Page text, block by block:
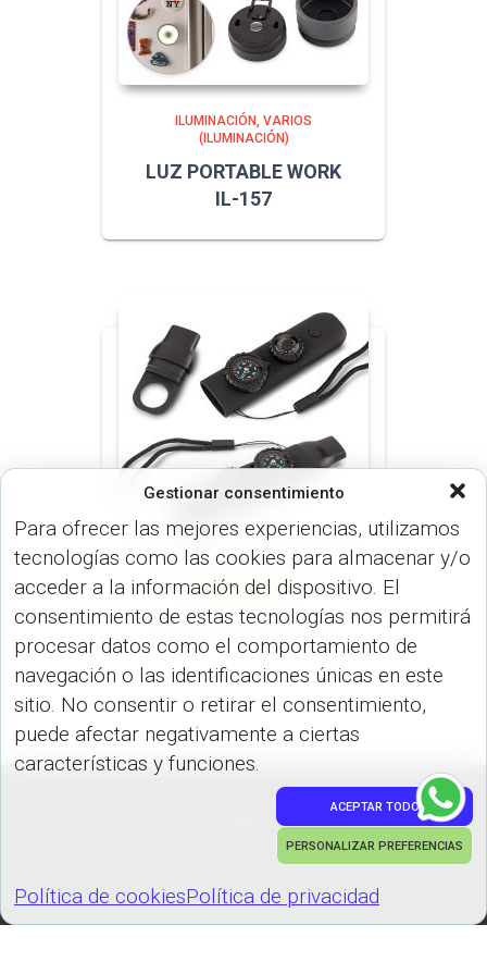
Gestionar consentimiento
Para ofrecer las mejores experiencias, utilizamos
tecnologías como las cookies para almacenar y/o
acceder a la información del dispositivo. El
consentimiento de estas tecnologías nos permitirá
procesar datos como el comportamiento de
navegación o las identificaciones únicas en este
sitio. No consentir o retirar el consentimiento,
puede afectar negativamente a ciertas
características y funciones.
ACEPTAR TODO
PERSONALIZAR PREFERENCIAS
Política de cookiesPolítica de privacidad
ILUMINACIÓN VARIOS
(ILUMINACIÓN)
LUZ PORTABLE WORK
IL-157
ILUMINACIÓN VARIEDADES
(VARIEDADES)
PITO 5 – 1 VA-1169